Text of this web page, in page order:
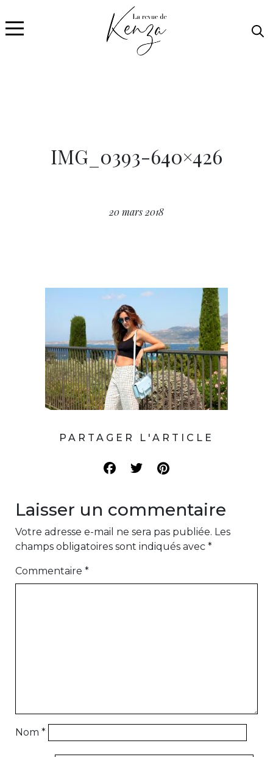
IMG_0393-640×426
20 mars 2018
PARTAGER L'ARTICLE
Laisser un commentaire
Votre adresse e-mail ne sera pas publiée. Les
champs obligatoires sont indiqués avec *
Commentaire *
Nom *